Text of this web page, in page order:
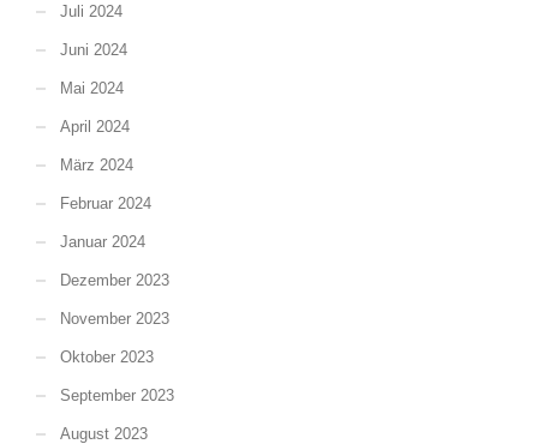
Juli 2024
Juni 2024
Mai 2024
April 2024
März 2024
Februar 2024
Januar 2024
Dezember 2023
November 2023
Oktober 2023
September 2023
August 2023